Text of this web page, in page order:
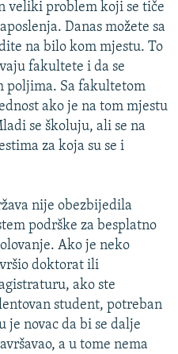
veliki problem koji se tiče
Danas možete sa
na bilo kom mjestu. To
fakultete i da se
poljima. Sa fakultetom
ako je na tom mjestu
se školuju, ali se na
za koja su se i
nije obezbijedila
podrške za besplatno
Ako je neko
doktorat ili
ako ste
student, potreban
je novac da bi se dalje
a u tome nema